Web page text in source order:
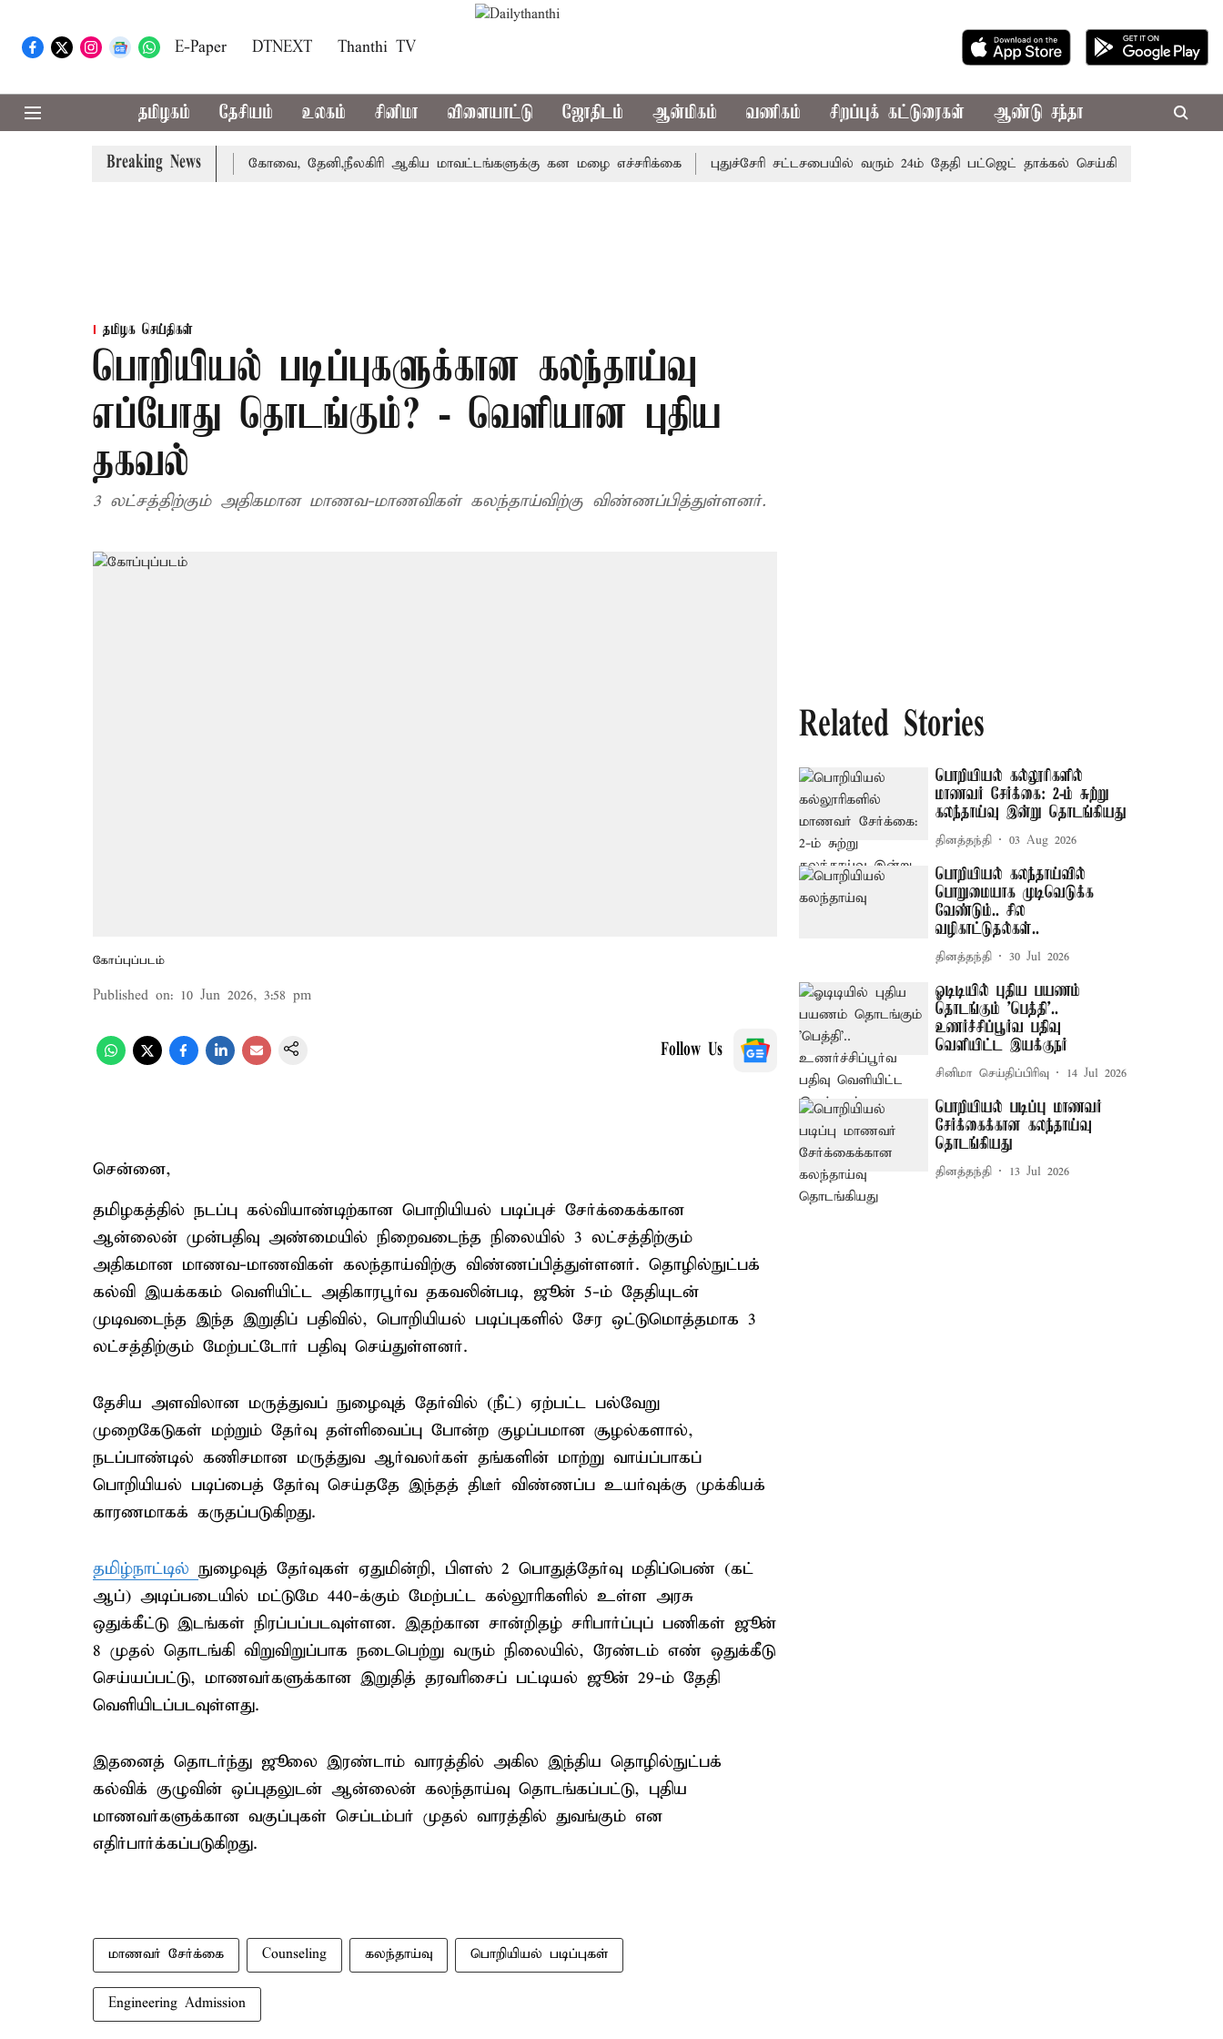
E-Paper DTNEXT Thanthi TV
தமிழகம் தேசியம் உலகம் சினிமா விளையாட்டு ஜோதிடம் ஆன்மிகம் வணிகம் சிறப்புக் கட்டுரைகள் ஆண்டு சந்தா
Breaking News
வாபஸ் பெற்றார் சங்கீதா கோவை, தேனி,நீலகிரி ஆகிய மாவட்டங்களுக்கு கன மழை எச்சரிக்கை புதுச்சேரி சட்டசபையில் வரும் 24ம் தேதி பட்ஜெட் தாக்கல் செய்கிறார் முதல்-அமைச்சர்
தமிழக செய்திகள்
பொறியியல் படிப்புகளுக்கான கலந்தாய்வு
எப்போது தொடங்கும்? - வெளியான புதிய
தகவல்
3 லட்சத்திற்கும் அதிகமான மாணவ-மாணவிகள் கலந்தாய்விற்கு விண்ணப்பித்துள்ளனர்.
கோப்புப்படம்
Published on: 10 Jun 2026, 3:58 pm
Follow Us
சென்னை,
தமிழகத்தில் நடப்பு கல்வியாண்டிற்கான பொறியியல் படிப்புச் சேர்க்கைக்கான
ஆன்லைன் முன்பதிவு அண்மையில் நிறைவடைந்த நிலையில் 3 லட்சத்திற்கும்
அதிகமான மாணவ-மாணவிகள் கலந்தாய்விற்கு விண்ணப்பித்துள்ளனர். தொழில்நுட்பக்
கல்வி இயக்ககம் வெளியிட்ட அதிகாரபூர்வ தகவலின்படி, ஜூன் 5-ம் தேதியுடன்
முடிவடைந்த இந்த இறுதிப் பதிவில், பொறியியல் படிப்புகளில் சேர ஒட்டுமொத்தமாக 3
லட்சத்திற்கும் மேற்பட்டோர் பதிவு செய்துள்ளனர்.
தேசிய அளவிலான மருத்துவப் நுழைவுத் தேர்வில் (நீட்) ஏற்பட்ட பல்வேறு
முறைகேடுகள் மற்றும் தேர்வு தள்ளிவைப்பு போன்ற குழப்பமான சூழல்களால்,
நடப்பாண்டில் கணிசமான மருத்துவ ஆர்வலர்கள் தங்களின் மாற்று வாய்ப்பாகப்
பொறியியல் படிப்பைத் தேர்வு செய்ததே இந்தத் திடீர் விண்ணப்ப உயர்வுக்கு முக்கியக்
காரணமாகக் கருதப்படுகிறது.
தமிழ்நாட்டில் நுழைவுத் தேர்வுகள் ஏதுமின்றி, பிளஸ் 2 பொதுத்தேர்வு மதிப்பெண் (கட்
ஆப்) அடிப்படையில் மட்டுமே 440-க்கும் மேற்பட்ட கல்லூரிகளில் உள்ள அரசு
ஒதுக்கீட்டு இடங்கள் நிரப்பப்படவுள்ளன. இதற்கான சான்றிதழ் சரிபார்ப்புப் பணிகள் ஜூன்
8 முதல் தொடங்கி விறுவிறுப்பாக நடைபெற்று வரும் நிலையில், ரேண்டம் எண் ஒதுக்கீடு
செய்யப்பட்டு, மாணவர்களுக்கான இறுதித் தரவரிசைப் பட்டியல் ஜூன் 29-ம் தேதி
வெளியிடப்படவுள்ளது.
இதனைத் தொடர்ந்து ஜூலை இரண்டாம் வாரத்தில் அகில இந்திய தொழில்நுட்பக்
கல்விக் குழுவின் ஒப்புதலுடன் ஆன்லைன் கலந்தாய்வு தொடங்கப்பட்டு, புதிய
மாணவர்களுக்கான வகுப்புகள் செப்டம்பர் முதல் வாரத்தில் துவங்கும் என
எதிர்பார்க்கப்படுகிறது.
மாணவர் சேர்க்கை Counseling கலந்தாய்வு பொறியியல் படிப்புகள்
Engineering Admission
Related Stories
பொறியியல் கல்லூரிகளில்
மாணவர் சேர்க்கை: 2-ம் சுற்று
கலந்தாய்வு இன்று தொடங்கியது
தினத்தந்தி 03 Aug 2026
பொறியியல் கலந்தாய்வில்
பொறுமையாக முடிவெடுக்க
வேண்டும்.. சில
வழிகாட்டுதல்கள்..
தினத்தந்தி 30 Jul 2026
ஓடிடியில் புதிய பயணம்
தொடங்கும் 'பெத்தி'..
உணர்ச்சிப்பூர்வ பதிவு
வெளியிட்ட இயக்குநர்
சினிமா செய்திப்பிரிவு 14 Jul 2026
பொறியியல் படிப்பு மாணவர்
சேர்க்கைக்கான கலந்தாய்வு
தொடங்கியது
தினத்தந்தி 13 Jul 2026